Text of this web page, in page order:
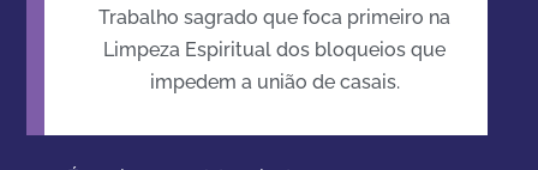
Trabalho sagrado que foca primeiro na
Limpeza Espiritual dos bloqueios que
impedem a união de casais.